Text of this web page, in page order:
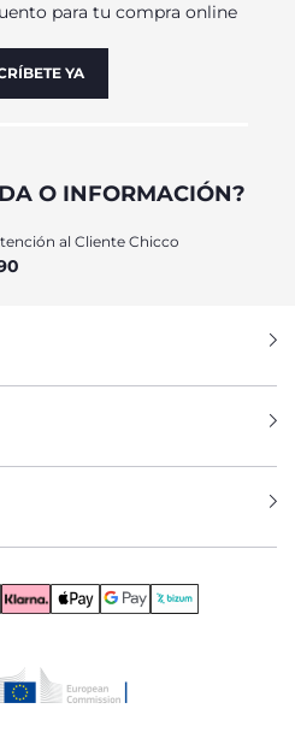
para tu compra online
YA
O INFORMACIÓN?
al Cliente Chicco